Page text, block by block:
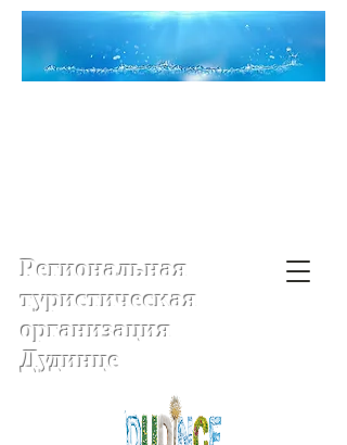
Региональная
туристическая
организация
Дудинце